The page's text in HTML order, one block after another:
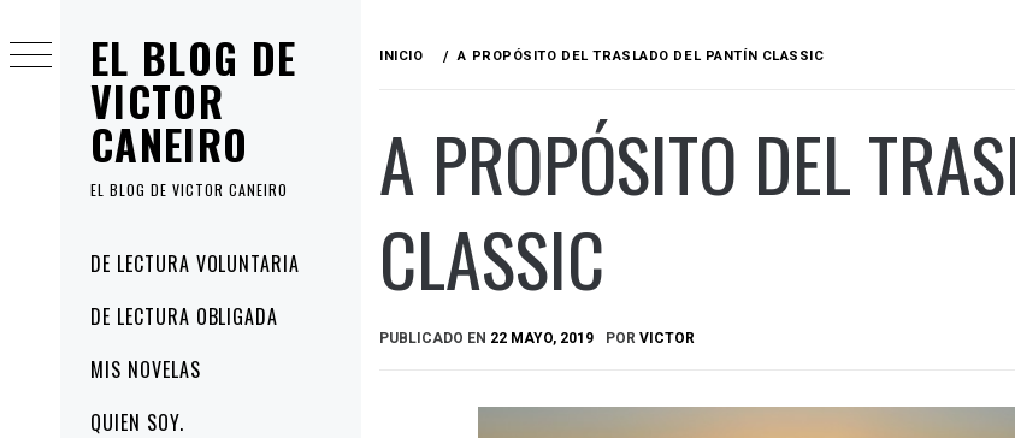
EL BLOG DE
VICTOR
CANEIRO
EL BLOG DE VICTOR CANEIRO
principal
DE LECTURA VOLUNTARIA
DE LECTURA OBLIGADA
MIS NOVELAS
QUIEN SOY.
al
contenido
INICIO A PROPÓSITO DEL TRASLADO DEL PANTÍN CLASSIC
A PROPÓSITO DEL
CLASSIC
PUBLICADO EN 22 MAYO, 2019 POR VICTOR